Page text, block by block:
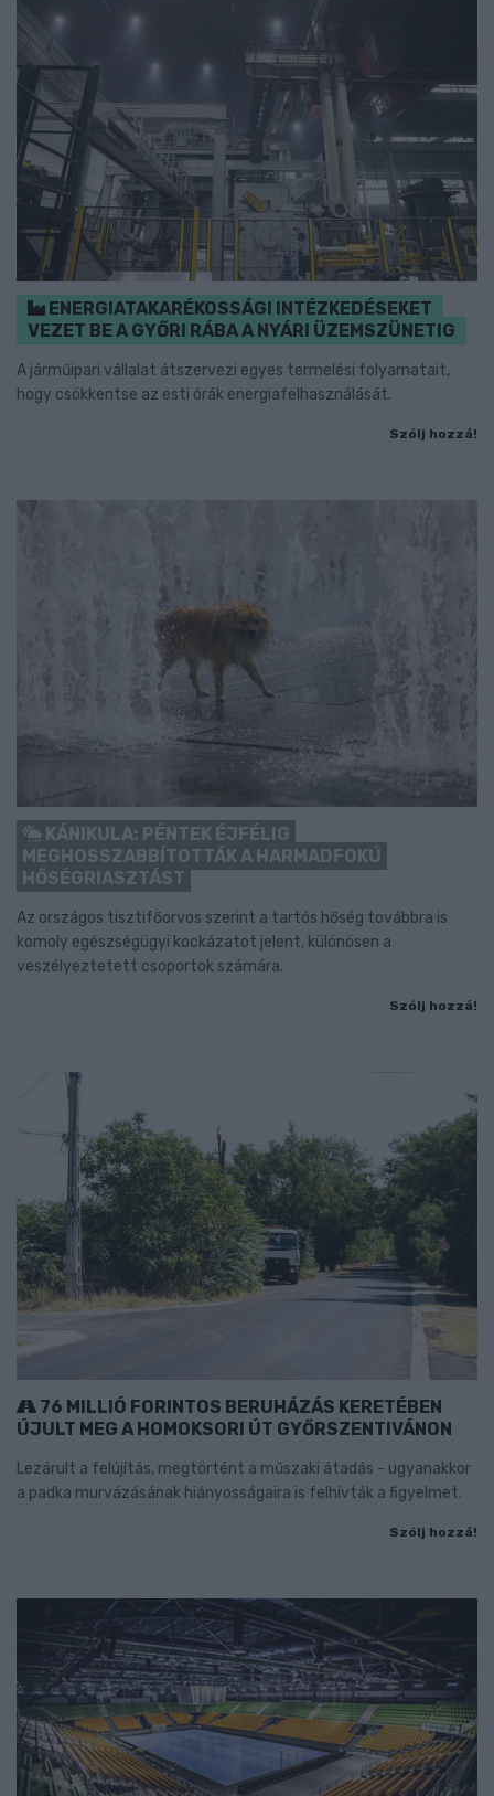
ENERGIATAKARÉKOSSÁGI INTÉZKEDÉSEKET
VEZET BE A GYŐRI RÁBA A NYÁRI ÜZEMSZÜNETIG
A járműipari vállalat átszervezi egyes termelési folyamatait,
hogy csökkentse az esti órák energiafelhasználását.
Szólj hozzá!
KÁNIKULA: PÉNTEK ÉJFÉLIG
MEGHOSSZABBÍTOTTÁK A HARMADFOKÚ
HŐSÉGRIASZTÁST
Az országos tisztifőorvos szerint a tartós hőség továbbra is
komoly egészségügyi kockázatot jelent, különösen a
veszélyeztetett csoportok számára.
Szólj hozzá!
76 MILLIÓ FORINTOS BERUHÁZÁS KERETÉBEN
ÚJULT MEG A HOMOKSORI ÚT GYŐRSZENTIVÁNON
Lezárult a felújítás, megtörtént a műszaki átadás - ugyanakkor
a padka murvázásának hiányosságaira is felhívták a figyelmet.
Szólj hozzá!